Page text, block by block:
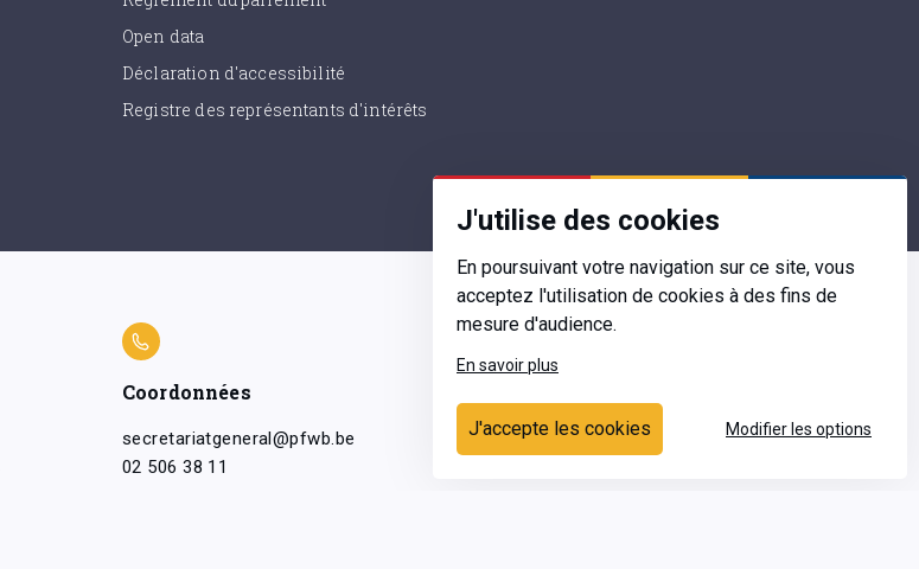
J'utilise des cookies
En poursuivant votre navigation sur ce site, vous
acceptez l'utilisation de cookies à des fins de
mesure d'audience.
En savoir plus
J'accepte les cookies Modifier les options
Open data
Déclaration d'accessibilité
Registre des représentants d'intérêts
Coordonnées
secretariatgeneral@pfwb.be
02 506 38 11
Ecrivez-nous